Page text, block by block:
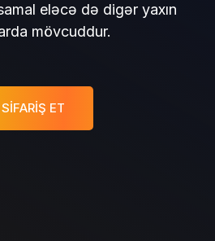
eləcə də digər yaxın
mövcuddur.
SIFARIŞ ET